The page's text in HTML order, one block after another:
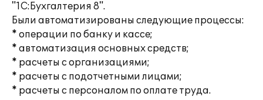
"1С:Бухгалтерия 8".
Были автоматизированы следующие процессы:
* операции по банку и кассе;
* автоматизация основных средств;
* расчеты с организациями;
* расчеты с подотчетными лицами;
* расчеты с персоналом по оплате труда.